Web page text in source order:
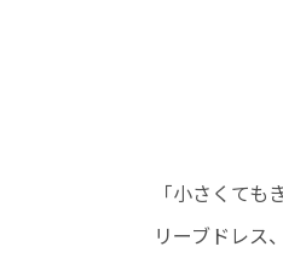
「小さくて
リーブドレス